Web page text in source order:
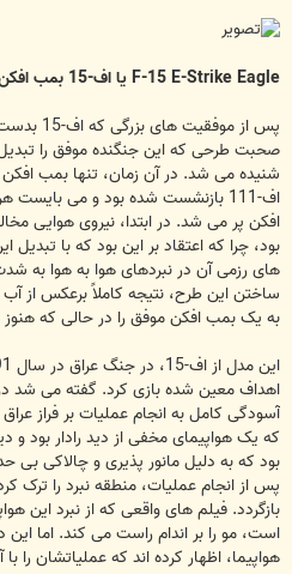
F-15 E-Strike Eagle یا اف-15 بمب افکن
پس از
صحبت طرحی که این جنگنده موفق را
شنیده می شد. در آن زمان، تنها بمب
اف-111 بازنشست شده بود و می
بود، چرا که اعتقاد بر این بود که با
های رزمی آن در نبردهای هوا به هوا به
به یک بمب افکن موفق را در حالی که
اهداف معین شده بازی کرد. گفته می شد در
بود که به دلیل مانور پذیری و چالاکی بی
پس از انجام عملیات، منطقه نبرد را ترک
بازگردد. فیلم های واقعی که از نبرد این
است، مو را بر اندام راست می کند. اما
هواپیما، اظهار کرده اند که عملیاتشان را